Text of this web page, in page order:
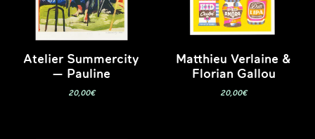
Atelier Summercity
— Pauline
20,00€
Matthieu Verlaine &
Florian Gallou
20,00€